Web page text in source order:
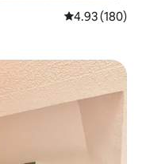
Calificación
4.93 (180)